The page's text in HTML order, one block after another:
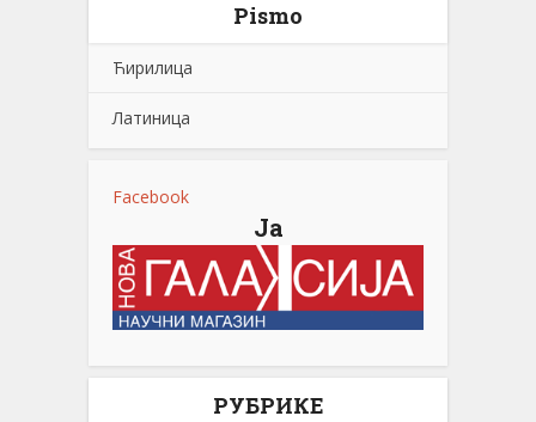
Pismo
Ћирилица
Латиница
Facebook
Ја
РУБРИКЕ